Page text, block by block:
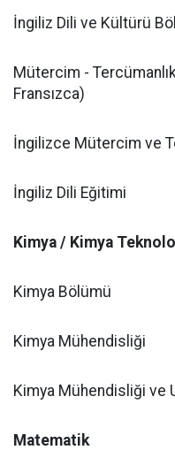
İngiliz Dili ve Kültürü
Mütercim -
Fransızca)
İngilizce Mütercim ve
İngiliz Dili Eğitimi
Kimya / Kimya
Kimya Bölümü
Kimya Mühendisliği
Kimya Mühendisliği ve
Matematik